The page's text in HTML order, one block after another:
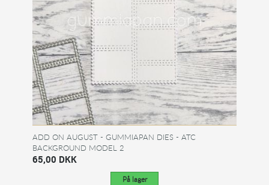
ADD ON AUGUST - GUMMIAPAN DIES - ATC
BACKGROUND MODEL 2
65,00 DKK
På lager